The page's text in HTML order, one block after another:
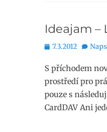
Ideajam –
Publikováno
7.3.2012
S příchodem
prostředí pro
pouze s
CardDAV Ani